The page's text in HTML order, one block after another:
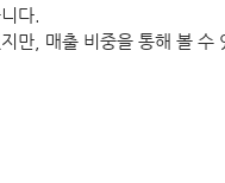
다.
만, 매출 비중을 통해 볼 수